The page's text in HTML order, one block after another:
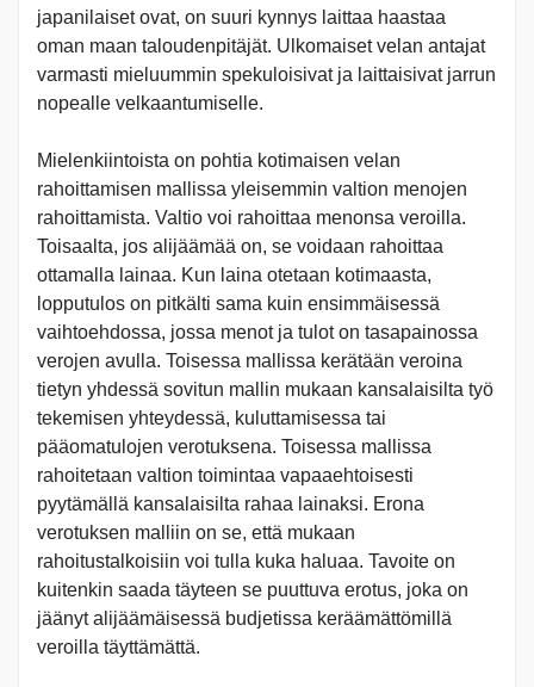
japanilaiset ovat, on suuri kynnys laittaa haastaa
oman maan taloudenpitäjät. Ulkomaiset velan antajat
varmasti mieluummin spekuloisivat ja laittaisivat jarrun
nopealle velkaantumiselle.
Mielenkiintoista on pohtia kotimaisen velan
rahoittamisen mallissa yleisemmin valtion menojen
rahoittamista. Valtio voi rahoittaa menonsa veroilla.
Toisaalta, jos alijäämää on, se voidaan rahoittaa
ottamalla lainaa. Kun laina otetaan kotimaasta,
lopputulos on pitkälti sama kuin ensimmäisessä
vaihtoehdossa, jossa menot ja tulot on tasapainossa
verojen avulla. Toisessa mallissa kerätään veroina
tietyn yhdessä sovitun mallin mukaan kansalaisilta työ
tekemisen yhteydessä, kuluttamisessa tai
pääomatulojen verotuksena. Toisessa mallissa
rahoitetaan valtion toimintaa vapaaehtoisesti
pyytämällä kansalaisilta rahaa lainaksi. Erona
verotuksen malliin on se, että mukaan
rahoitustalkoisiin voi tulla kuka haluaa. Tavoite on
kuitenkin saada täyteen se puuttuva erotus, joka on
jäänyt alijäämäisessä budjetissa keräämättömillä
veroilla täyttämättä.